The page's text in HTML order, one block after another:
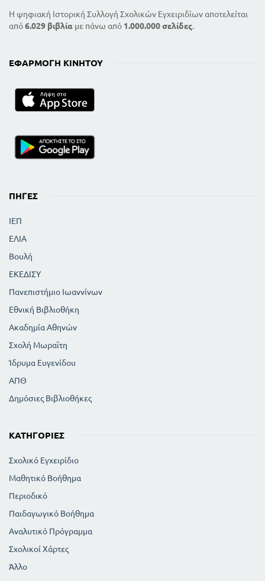
Η ψηφιακή Ιστορική Συλλογή Σχολικών Εγχειριδίων αποτελείται
από6.029 βιβλία με πάνω από 1.000.000 σελίδες.
ΕΦΑΡΜΟΓΉ ΚΙΝΗΤΟΎ
ΠΗΓΈΣ
ΙΕΠ
ΕΛΙΑ
Βουλή
ΕΚΕΔΙΣΥ
Πανεπιστήμιο Ιωαννίνων
Εθνική Βιβλιοθήκη
Ακαδημία Αθηνών
Σχολή Μωραϊτη
Ίδρυμα Ευγενίδου
ΑΠΘ
Δημόσιες Βιβλιοθήκες
ΚΑΤΗΓΟΡΊΕΣ
Σχολικό Εγχειρίδιο
Μαθητικό Βοήθημα
Περιοδικό
Παιδαγωγικό Βοήθημα
Αναλυτικό Πρόγραμμα
Σχολικοί Χάρτες
Άλλο